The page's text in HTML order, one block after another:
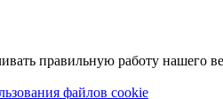
правильную работу нашего
файлов cookie